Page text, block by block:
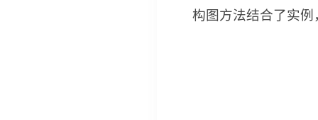
构图方法结合了实